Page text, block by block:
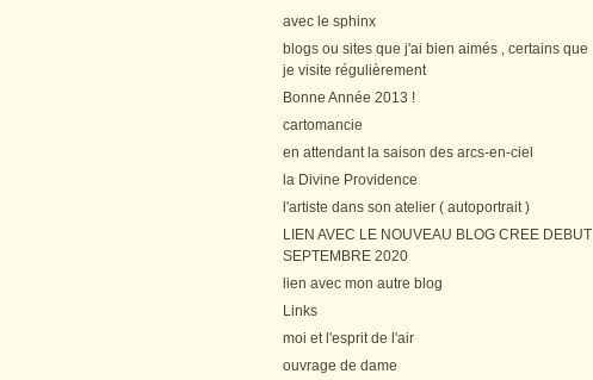
avec le sphinx
blogs ou sites que j'ai bien aimés , certains que
je visite régulièrement
Bonne Année 2013 !
cartomancie
en attendant la saison des arcs-en-ciel
la Divine Providence
l'artiste dans son atelier ( autoportrait )
LIEN AVEC LE NOUVEAU BLOG CREE DEBUT
SEPTEMBRE 2020
lien avec mon autre blog
Links
moi et l'esprit de l'air
ouvrage de dame